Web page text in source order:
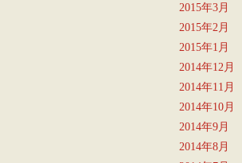
2015年3月
2015年2月
2015年1月
2014年12月
2014年11月
2014年10月
2014年9月
2014年8月